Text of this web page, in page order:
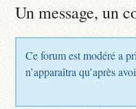
Un message, un
Ce forum est modéré a
n’apparaîtra qu’après